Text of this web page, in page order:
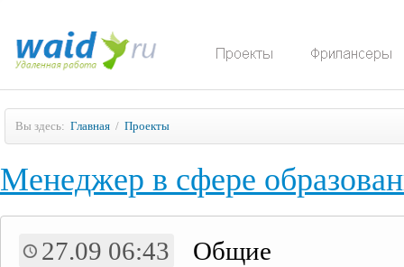
Вы здесь: Главная / Проекты
Менеджер в сфере
27.09 06:43
Общие